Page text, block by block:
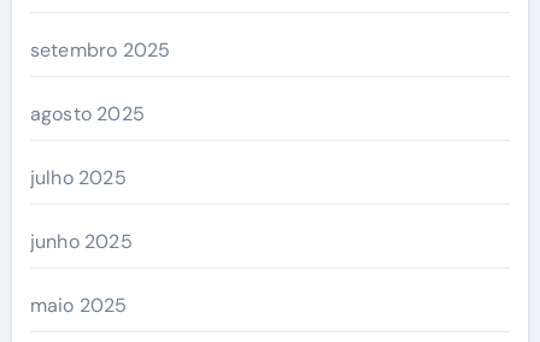
setembro 2025
agosto 2025
julho 2025
junho 2025
maio 2025